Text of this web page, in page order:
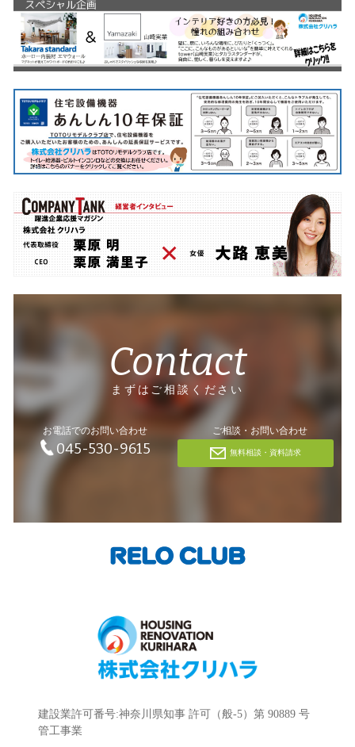
Contact
まずはご相談ください
お電話でのお問い合わせ
045-530-9615
ご相談・お問い合わせ
無料相談・資料請求
建設業許可番号:神奈川県知事 許可（般-5）第 90889 号
管工事業